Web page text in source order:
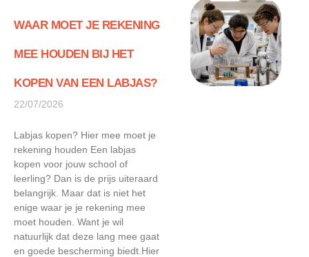
WAAR MOET JE REKENING
MEE HOUDEN BIJ HET
KOPEN VAN EEN LABJAS?
22/07/2026
Labjas kopen? Hier mee moet je
rekening houden Een labjas
kopen voor jouw school of
leerling? Dan is de prijs uiteraard
belangrijk. Maar dat is niet het
enige waar je je rekening mee
moet houden. Want je wil
natuurlijk dat deze lang mee gaat
en goede bescherming biedt.Hier